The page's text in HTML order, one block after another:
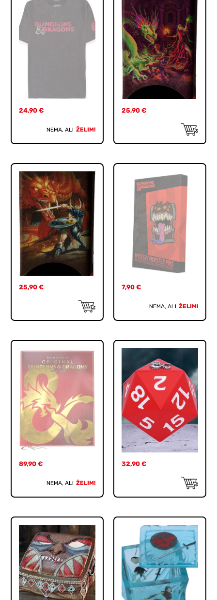
24,90€
NEMA, ALI ŽELIM!
25,90 €
25,90€ 7,90 €
NEMA, ALI ŽELIM!
89,90€
NEMA, ALI ŽELIM!
32,90 €